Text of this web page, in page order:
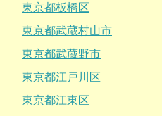
東京都板橋区
東京都武蔵村山市
東京都武蔵野市
東京都江戸川区
東京都江東区